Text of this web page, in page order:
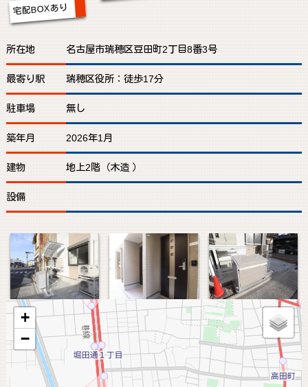
宅配BOXあり
所在地 名古屋市瑞穂区豆田町2丁目8番3号
最寄り駅 瑞穂区役所：徒歩17分
駐車場 無し
築年月 2026年1月
建物 地上2階（木造 ）
設備
+
−